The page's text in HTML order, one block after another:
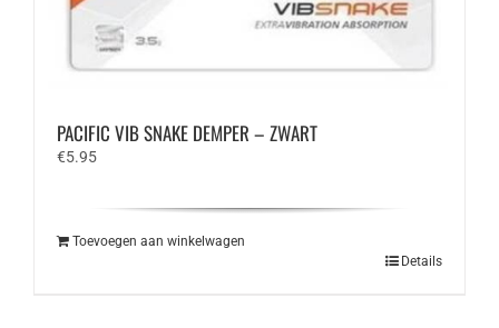
PACIFIC VIB SNAKE DEMPER – ZWART
€5.95
Toevoegen aan winkelwagen
Details